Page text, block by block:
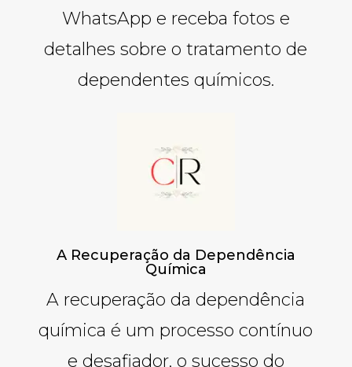
WhatsApp e receba fotos e
detalhes sobre o tratamento de
dependentes químicos.
A Recuperação da Dependência
Química
A recuperação da dependência
química é um processo contínuo
e desafiador, o sucesso do